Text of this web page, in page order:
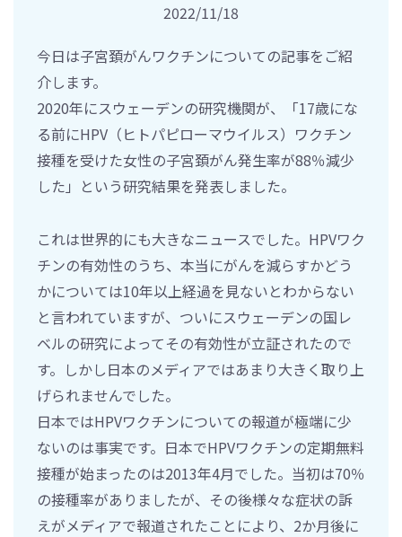
2022/11/18
今日は子宮頚がんワクチンについての記事をご紹
介します。
2020年にスウェーデンの研究機関が、「17歳にな
る前にHPV（ヒトパピローマウイルス）ワクチン
接種を受けた女性の子宮頚がん発生率が88％減少
した」という研究結果を発表しました。
これは世界的にも大きなニュースでした。HPVワク
チンの有効性のうち、本当にがんを減らすかどう
かについては10年以上経過を見ないとわからない
と言われていますが、ついにスウェーデンの国レ
ベルの研究によってその有効性が立証されたので
す。しかし日本のメディアではあまり大きく取り上
げられませんでした。
日本ではHPVワクチンについての報道が極端に少
ないのは事実です。日本でHPVワクチンの定期無料
接種が始まったのは2013年4月でした。当初は70％
の接種率がありましたが、その後様々な症状の訴
えがメディアで報道されたことにより、2か月後に